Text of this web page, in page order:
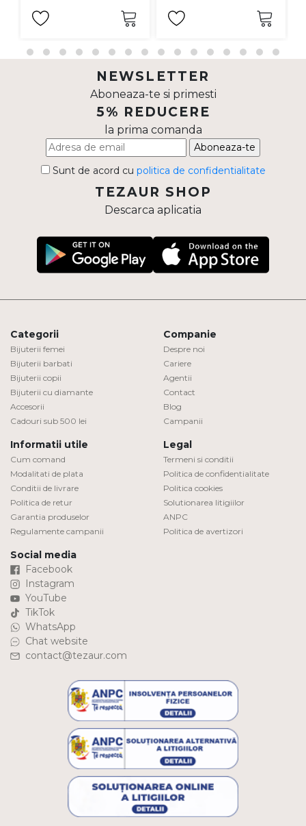
NEWSLETTER
Aboneaza-te si primesti
5% REDUCERE
la prima comanda
Aboneaza-te
Sunt de acord cu politica de confidentialitate
TEZAUR SHOP
Descarca aplicatia
Categorii
Bijuterii femei
Bijuterii barbati
Bijuterii copii
Bijuterii cu diamante
Accesorii
Cadouri sub 500 lei
Companie
Despre noi
Cariere
Agentii
Contact
Blog
Campanii
Informatii utile
Cum comand
Modalitati de plata
Conditii de livrare
Politica de retur
Garantia produselor
Regulamente campanii
Legal
Termeni si conditii
Politica de confidentialitate
Politica cookies
Solutionarea litigiilor
ANPC
Politica de avertizori
Social media
Facebook
Instagram
YouTube
TikTok
WhatsApp
Chat website
contact@tezaur.com